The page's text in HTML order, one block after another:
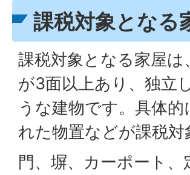
課税対象となる
課税対象となる家屋
が3面以上あり、独立
うな建物です。具体
れた物置などが課税
門、塀、カーポート